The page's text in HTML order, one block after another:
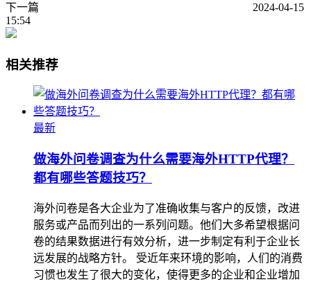
下一篇
2024-04-15
15:54
相关推荐
最新
做海外问卷调查为什么需要海外HTTP代理？
都有哪些答题技巧？
海外问卷是各大企业为了准确收集与客户的反馈，改进
服务或产品而列出的一系列问题。他们大多希望根据问
卷的结果数据进行有效分析，进一步制定有利于企业长
远发展的战略方针。 受近年来环境的影响，人们的消费
习惯也发生了很大的变化，使得更多的企业和企业增加